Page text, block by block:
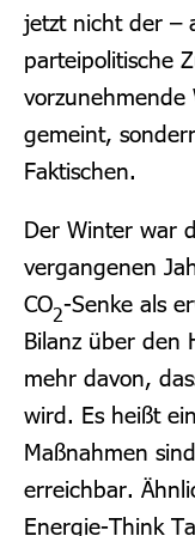
jetzt nicht der –
parteipolitische
vorzunehmende
gemeint,
Faktischen.
Der Winter war
vergangenen
CO2-Senke als
Bilanz über den
mehr davon,
wird. Es heißt
Maßnahmen
erreichbar.
Energie-Think